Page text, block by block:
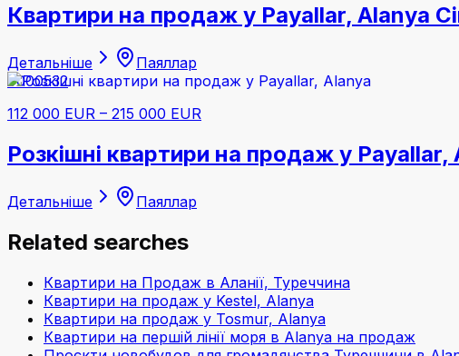
Квартири на продаж у Payallar, Alanya
Детальніше
Паяллар
#000532
112 000 EUR – 215 000 EUR
Розкішні квартири на продаж у Payallar,
Детальніше Паяллар
Related searches
Квартири на Продаж в Аланії, Туреччина
Квартири на продаж у Kestel, Alanya
Квартири на продаж у Tosmur, Alanya
Квартири на першій лінії моря в Alanya на продаж